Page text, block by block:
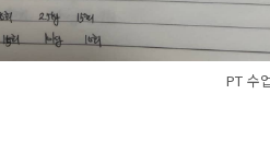
PT 수